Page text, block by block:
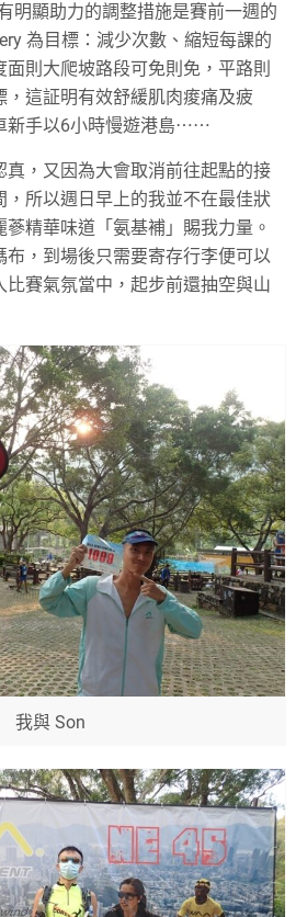
明顯助力的調整措施是賽前一週的
為目標：減少次數、縮短每課的
則大爬坡路段可免則免，平路則
，這証明有效舒緩肌肉痠痛及疲
新手以6小時慢遊港島⋯⋯
真，又因為大會取消前往起點的接
，所以週日早上的我並不在最佳狀
精華味道「氨基補」賜我力量。
布，到場後只需要寄存行李便可以
賽氣氛當中，起步前還抽空與山
我與 Son